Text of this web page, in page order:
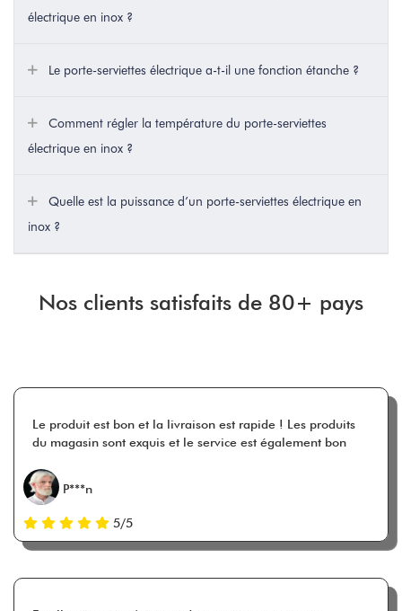
électrique en inox ?
Le porte-serviettes électrique a-t-il une fonction étanche ?
Comment régler la température du porte-serviettes
électrique en inox ?
Quelle est la puissance d’un porte-serviettes électrique en
inox ?
Nos clients satisfaits de 80+ pays
Le produit est bon et la livraison est rapide ! Les produits
du magasin sont exquis et le service est également bon
P***n
5/5